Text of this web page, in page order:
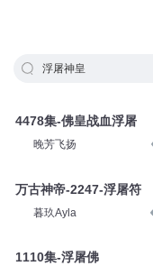
浮屠神皇
4478集-佛皇战血浮屠
晚芳飞扬
万古神帝-2247-浮屠符
暮玖Ayla
1110集-浮屠佛